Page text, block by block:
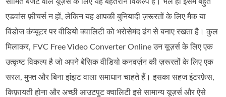
एडवांस फ़ीचर्स न हों, लेकिन यह आपकी बुनियादी ज़रूरतों के लिए मैक या
विंडोज कंप्यूटर पर वीडियो क्वालिटी को भरोसेमंद ढंग से बनाए रखता है। कुल
मिलाकर, FVC Free Video Converter Online उन यूज़र्स के लिए एक
उत्कृष्ट विकल्प है जो अपने बेसिक वीडियो कनवर्ज़न की ज़रूरतों के लिए एक
सरल, मुफ्त और बिना झंझट वाला समाधान चाहते हैं। इसका सहज इंटरफ़ेस,
किफ़ायती होना और अच्छी आउटपुट क्वालिटी इसे सामान्य यूज़र्स और ऐसे